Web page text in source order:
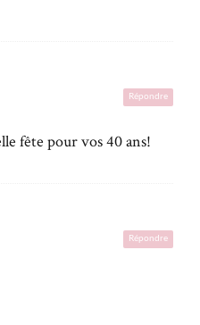
Répondre
fête pour vos 40 ans!
Répondre